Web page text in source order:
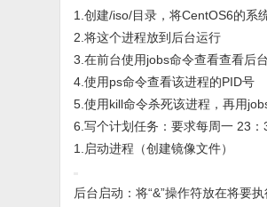
1.创建/iso/目录，将CentOS6的系
2.将这个进程放到后台运行
3.在前台使用jobs命令查看查看后
4.使用ps命令查看该进程的PID号
5.使用kill命令杀死该进程，再用
6.写个计划任务：要求每周一 23
1.启动进程（创建镜像文件）
后台启动：将“&”操作符放在将要